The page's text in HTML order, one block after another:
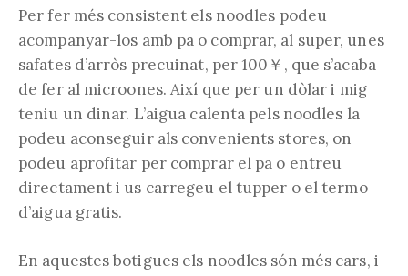
Per fer més consistent els noodles podeu
acompanyar-los amb pa o comprar, al super, unes
safates d’arròs precuinat, per 100￥, que s’acaba
de fer al microones. Així que per un dòlar i mig
teniu un dinar. L’aigua calenta pels noodles la
podeu aconseguir als convenients stores, on
podeu aprofitar per comprar el pa o entreu
directament i us carregeu el tupper o el termo
d’aigua gratis.
En aquestes botigues els noodles són més cars, i